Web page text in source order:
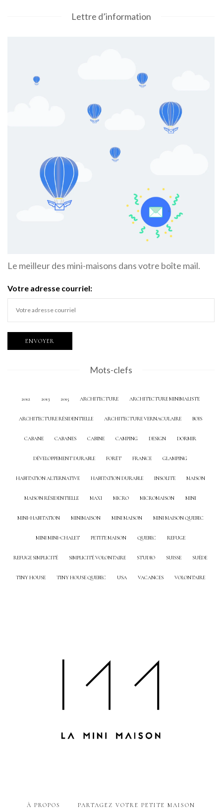
Lettre d’information
Le meilleur des mini-maisons dans votre boîte mail.
Votre adresse courriel:
Mots-clefs
2012 2013 2015 ARCHITECTURE ARCHITECTURE MINIMALISTE
ARCHITECTURE RÉSIDENTIELLE ARCHITECTURE VERNACULAIRE BOIS
CABANE CABANES CABINE CAMPING DESIGN DORMIR
DÉVELOPPEMENT DURABLE FORÊT FRANCE GLAMPING
HABITATION ALTERNATIVE HABITATION DURABLE INSOLITE MAISON
MAISON RÉSIDENTIELLE MAXI MICRO MICROMAISON MINI
MINI-HABITATION MINIMAISON MINI MAISON MINI MAISON QUEBEC
MINI MINI-CHALET PETITE MAISON QUEBEC REFUGE
REFUGE SIMPLICITÉ SIMPLICITÉ VOLONTAIRE STUDIO SUISSE SUÈDE
TINY HOUSE TINY HOUSE QUEBEC USA VACANCES VOLONTAIRE
À PROPOS PARTAGEZ VOTRE PETITE MAISON